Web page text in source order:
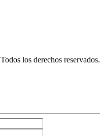
Todos los derechos reservados.